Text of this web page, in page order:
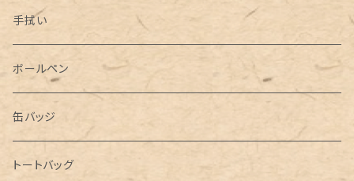
手拭い
ボールペン
缶バッジ
トートバッグ